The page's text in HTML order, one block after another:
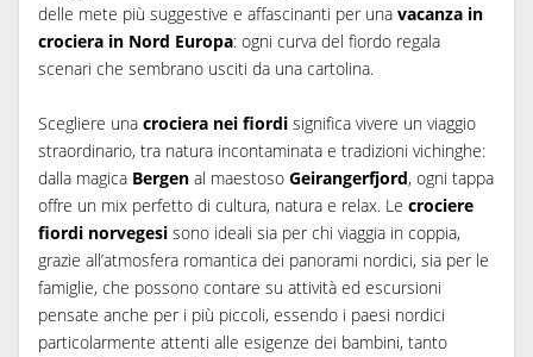
delle mete più suggestive e affascinanti per una vacanza in
crociera in Nord Europa: ogni curva del fiordo regala
scenari che sembrano usciti da una cartolina.
Scegliere una crociera nei fiordi significa vivere un viaggio
straordinario, tra natura incontaminata e tradizioni vichinghe:
dalla magica Bergen al maestoso Geirangerfjord, ogni tappa
offre un mix perfetto di cultura, natura e relax. Le crociere
fiordi norvegesi sono ideali sia per chi viaggia in coppia,
grazie all’atmosfera romantica dei panorami nordici, sia per le
famiglie, che possono contare su attività ed escursioni
pensate anche per i più piccoli, essendo i paesi nordici
particolarmente attenti alle esigenze dei bambini, tanto